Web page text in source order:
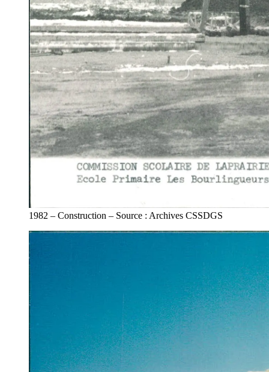
1982 – Construction – Source : Archives CSSDGS